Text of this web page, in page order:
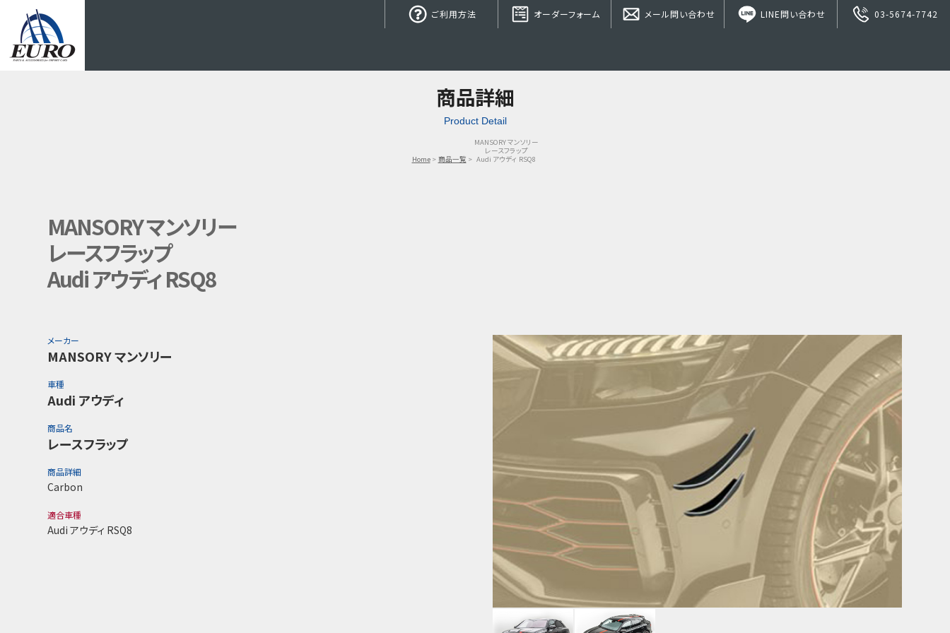
ご利用方法 オーダーフォーム メール問い合わせ LINE問い合わせ 03-5674-7742
商品詳細
Product Detail
Home 商品一覧
MANSORY マンソリー
レースフラップ
Audi アウディ RSQ8
MANSORY マンソリー
レースフラップ
Audi アウディ RSQ8
メーカー
MANSORY マンソリー
車種
Audi アウディ
商品名
レースフラップ
商品詳細
Carbon
適合車種
Audi アウディ RSQ8